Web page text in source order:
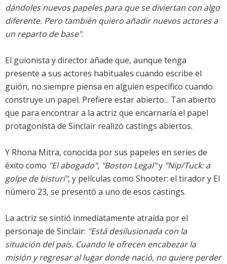
dándoles nuevos papeles para que se diviertan con algo
diferente. Pero también quiero añadir nuevos actores a
un reparto de base".
El guionista y director añade que, aunque tenga
presente a sus actores habituales cuando escribe el
guión, no siempre piensa en alguien específico cuando
construye un papel. Prefiere estar abierto... Tan abierto
que para encontrar a la actriz que encarnaría el papel
protagonista de Sinclair realizó castings abiertos.
Y Rhona Mitra, conocida por sus papeles en series de
éxito como "El abogado", "Boston Legal"y "Nip/Tuck: a
golpe de bisturí", y películas como Shooter: el tirador y El
número 23, se presentó a uno de esos castings.
La actriz se sintió inmediatamente atraída por el
personaje de Sinclair: "Está desilusionada con la
situación del país. Cuando le ofrecen encabezar la
misión y regresar al lugar donde nació, no quiere perder